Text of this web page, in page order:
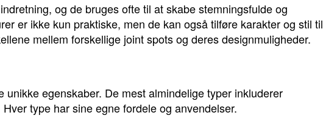
og de bruges ofte til at skabe stemningsfulde og
er ikke kun praktiske, men de kan også tilføre karakter og stil til
mellem forskellige joint spots og deres designmuligheder.
egenskaber. De mest almindelige typer inkluderer
type har sine egne fordele og anvendelser.